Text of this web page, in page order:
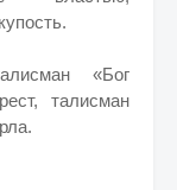
«Бог
талисман